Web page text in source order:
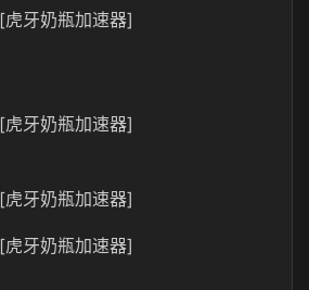
[虎牙奶瓶加速器]
[虎牙奶瓶加速器]
[虎牙奶瓶加速器]
[虎牙奶瓶加速器]